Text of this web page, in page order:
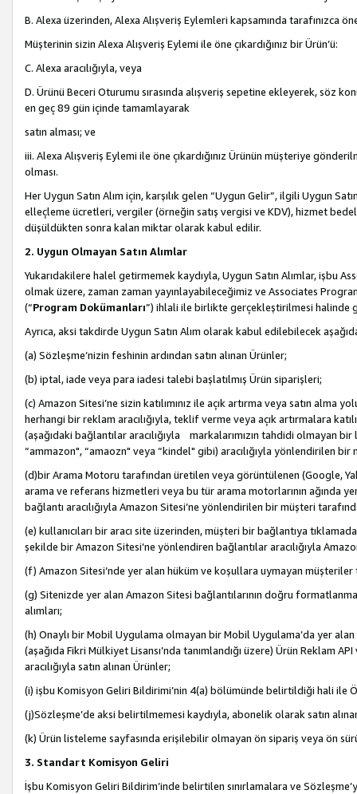
B. Alexa üzerinden, Alexa Alışveriş Eylemleri kapsamında tarafınızca
Müşterinin sizin Alexa Alışveriş Eylemi ile öne çıkardığınız bir Ürün’ü:
C. Alexa aracılığıyla, veya
D. Ürünü Beceri Oturumu sırasında alışveriş sepetine ekleyerek, söz
en geç 89 gün içinde tamamlayarak
satın alması; ve
iii. Alexa Alışveriş Eylemi ile öne çıkardığınız Ürünün müşteriye
olması.
Her Uygun Satın Alım için, karşılık gelen “Uygun Gelir”, ilgili Uygun
elleçleme ücretleri, vergiler (örneğin satış vergisi ve KDV), hizmet
düşüldükten sonra kalan miktar olarak kabul edilir.
2. Uygun Olmayan Satın Alımlar
Yukarıdakilere halel getirmemek kaydıyla, Uygun Satın Alımlar, işbu
olmak üzere, zaman zaman yayınlayabileceğimiz ve Associates
(“Program Dokümanları”) ihlali ile birlikte gerçekleştirilmesi halinde
Ayrıca, aksi takdirde Uygun Satın Alım olarak kabul edilebilecek
(a) Sözleşme’nizin feshinin ardından satın alınan Ürünler;
(b) iptal, iade veya para iadesi talebi başlatılmış Ürün siparişleri;
(c) Amazon Sitesi’ne sizin katılımınız ile açık artırma veya satın alma
herhangi bir reklam aracılığıyla, teklif verme veya açık artırmalara
(aşağıdaki bağlantılar aracılığıyla markalarımızın tahdidi olmayan
“ammazon", “amaozn" veya “kindel" gibi) aracılığıyla yönlendirilen
(d)bir Arama Motoru tarafından üretilen veya görüntülenen (Google,
arama ve referans hizmetleri veya bu tür arama motorlarının ağında
bağlantı aracılığıyla Amazon Sitesi’ne yönlendirilen bir müşteri
(e) kullanıcıları bir aracı site üzerinden, müşteri bir bağlantıya
şekilde bir Amazon Sitesi’ne yönlendiren bağlantılar aracılığıyla
(f) Amazon Sitesi’nde yer alan hüküm ve koşullara uymayan müşteriler
(g) Sitenizde yer alan Amazon Sitesi bağlantılarının doğru
alımları;
(h) Onaylı bir Mobil Uygulama olmayan bir Mobil Uygulama’da yer
(aşağıda Fikri Mülkiyet Lisansı’nda tanımlandığı üzere) Ürün Reklam
aracılığıyla satın alınan Ürünler;
(i) işbu Komisyon Geliri Bildirimi’nin 4(a) bölümünde belirtildiği hali ile
(j)Sözleşme’de aksi belirtilmemesi kaydıyla, abonelik olarak satın
(k) Ürün listeleme sayfasında erişilebilir olmayan ön sipariş veya ön
3. Standart Komisyon Geliri
İşbu Komisyon Geliri Bildirim’inde belirtilen sınırlamalara ve